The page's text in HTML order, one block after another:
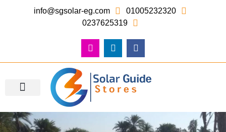
01005232320
info@sgsolar-eg.com
0237625319